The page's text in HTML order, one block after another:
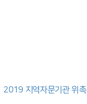
2019 지역자문기관 위촉